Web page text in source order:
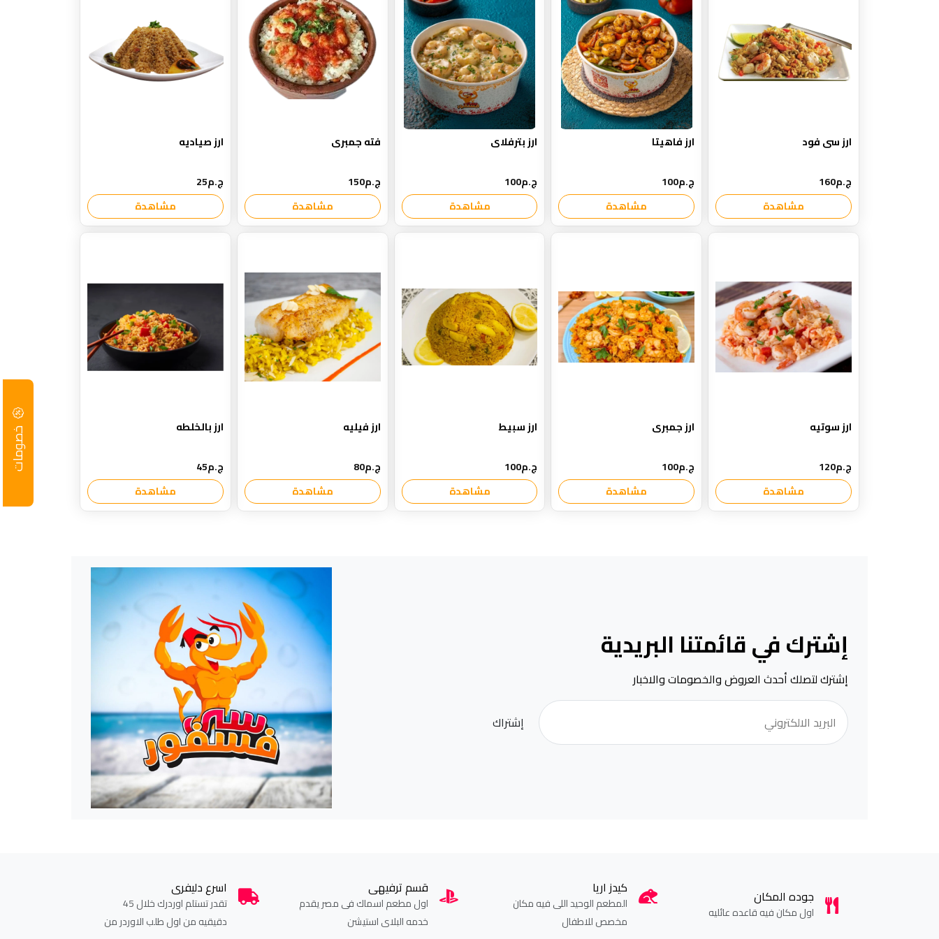
خصومات
ارز سى فود
ج.م160
مشاهدة
ارز فاهيتا
ج.م100
مشاهدة
ارز بترفلاى
ج.م100
مشاهدة
فته جمبرى
ج.م150
مشاهدة
ارز صياديه
ج.م25
مشاهدة
ارز سوتيه
ج.م120
مشاهدة
ارز جمبرى
ج.م100
مشاهدة
ارز سبيط
ج.م100
مشاهدة
ارز فيليه
ج.م80
مشاهدة
ارز بالخلطه
ج.م45
مشاهدة
إشترك في قائمتنا البريدية
إشترك لتصلك أحدث العروض والخصومات والاخبار
إشتراك
جوده المكان
اول مكان فيه قاعده عائليه
كيدز اريا
المطعم الوحيد اللى فيه مكان
مخصص للاطفال
قسم ترفيهى
اول مطعم اسماك فى مصر يقدم
خدمه البلاى استيشن
اسرع دليفرى
تقدر تستلم اوردرك خلال 45
دقيقيه من اول طلب الاوردر من